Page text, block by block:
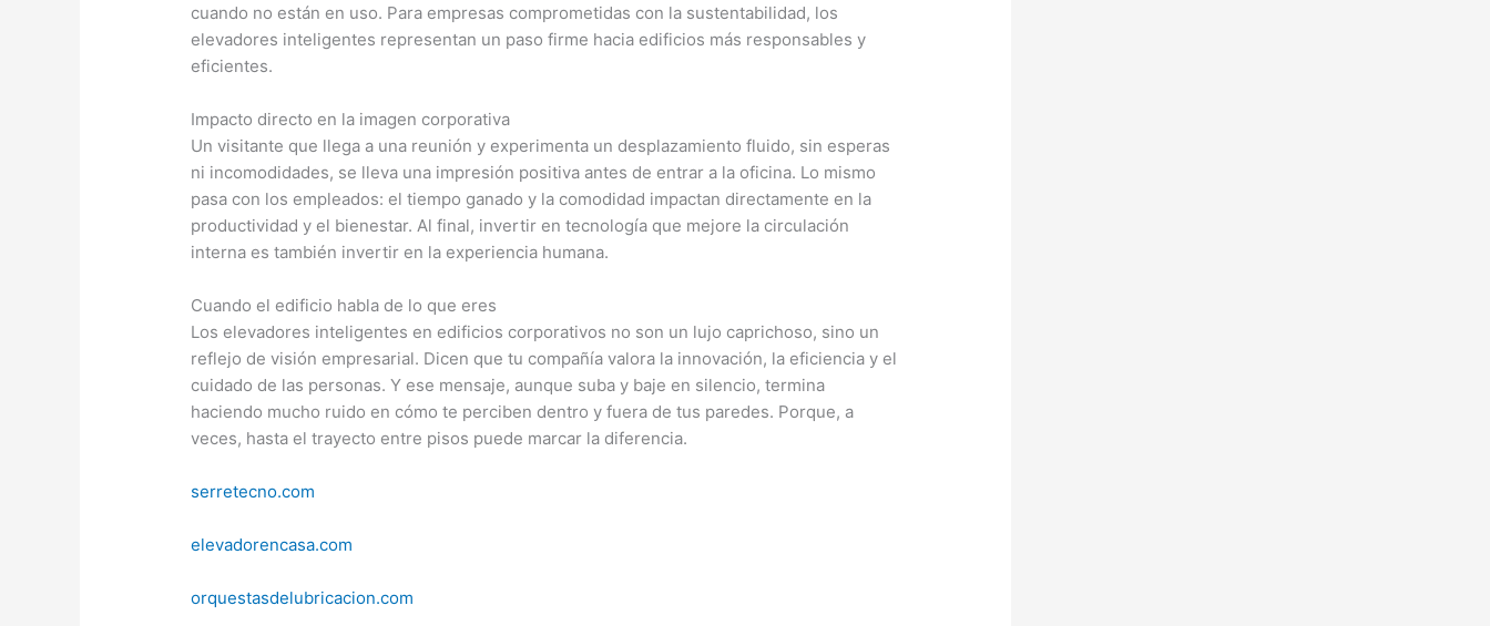
cuando no están en uso. Para empresas comprometidas con la sustentabilidad, los
elevadores inteligentes representan un paso firme hacia edificios más responsables y
eficientes.
Impacto directo en la imagen corporativa
Un visitante que llega a una reunión y experimenta un desplazamiento fluido, sin esperas
ni incomodidades, se lleva una impresión positiva antes de entrar a la oficina. Lo mismo
pasa con los empleados: el tiempo ganado y la comodidad impactan directamente en la
productividad y el bienestar. Al final, invertir en tecnología que mejore la circulación
interna es también invertir en la experiencia humana.
Cuando el edificio habla de lo que eres
Los elevadores inteligentes en edificios corporativos no son un lujo caprichoso, sino un
reflejo de visión empresarial. Dicen que tu compañía valora la innovación, la eficiencia y el
cuidado de las personas. Y ese mensaje, aunque suba y baje en silencio, termina
haciendo mucho ruido en cómo te perciben dentro y fuera de tus paredes. Porque, a
veces, hasta el trayecto entre pisos puede marcar la diferencia.
serretecno.com
elevadorencasa.com
orquestasdelubricacion.com